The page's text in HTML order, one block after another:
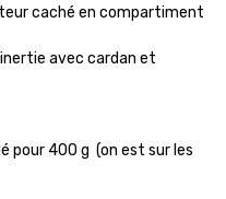
caché en compartiment
avec cardan et
pour400 g (on est sur les